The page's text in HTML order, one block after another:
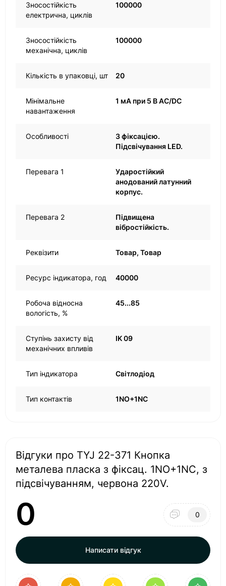
Зносостійкість
електрична, циклів
100000
Зносостійкість
механічна, циклів
100000
Кількість в упаковці, шт 20
Мінімальне
навантаження
1 мА при 5 В AC/DC
Особливості
З фіксацією.
Підсвічування LED.
Перевага 1
Ударостійкий
анодований латунний
корпус.
Перевага 2
Підвищена
вібростійкість.
Реквізити Товар, Товар
Ресурс індикатора, год 40000
Робоча відносна
вологість, %
45...85
Ступінь захисту від
механічних впливів
IK 09
Тип індикатора Світлодіод
Тип контактів 1NO+1NC
Відгуки про TYJ 22-371 Кнопка
металева пласка з фіксац. 1NO+1NC, з
підсвічуванням, червона 220V.
0 0
Написати відгук